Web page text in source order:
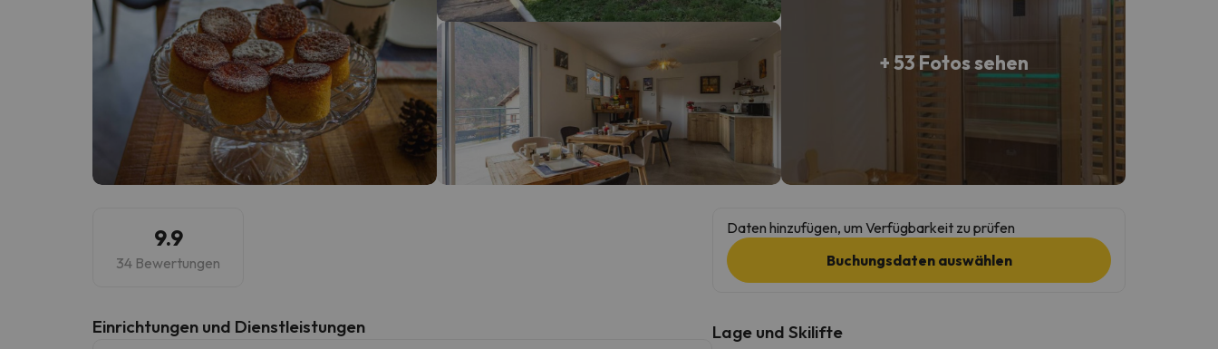
+ 53 Fotos sehen
9.9
34 Bewertungen
​Einrichtungen und Dienstleistungen
Daten hinzufügen, um Verfügbarkeit zu prüfen
Buchungsdaten auswählen
Lage und Skilifte